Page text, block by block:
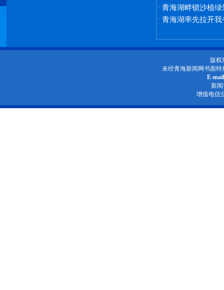
· 青海湖畔锁沙植绿
· 青海湖率先拉开
版权
未经青海新闻网书面
E-
新闻
增值电信